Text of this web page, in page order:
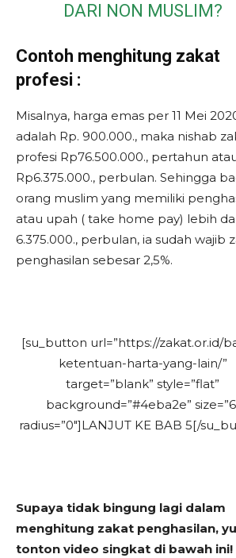
DARI NON MUSLIM?
Contoh menghitung zakat
profesi :
Misalnya, harga emas per 11 Mei
adalah Rp. 900.000., maka nishab
profesi Rp76.500.000., pertahun
Rp6.375.000., perbulan. Sehingga
orang muslim yang memiliki
atau upah ( take home pay) lebih
6.375.000., perbulan, ia sudah wajib
penghasilan sebesar 2,5%.
[su_button url=”https://zakat.or.id/
ketentuan-harta-yang-lain/”
target=”blank” style=”flat”
background=”#4eba2e”
radius=”0″]LANJUT KE BAB 5[/
Supaya tidak bingung lagi dalam
menghitung zakat penghasilan,
tonton video singkat di bawah ini!